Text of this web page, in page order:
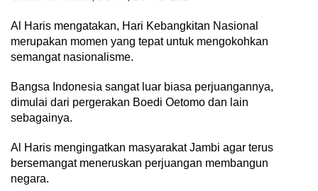
Al Haris mengatakan, Hari Kebangkitan Nasional
merupakan momen yang tepat untuk mengokohkan
semangat nasionalisme.
Bangsa Indonesia sangat luar biasa perjuangannya,
dimulai dari pergerakan Boedi Oetomo dan lain
sebagainya.
Al Haris mengingatkan masyarakat Jambi agar terus
bersemangat meneruskan perjuangan membangun
negara.